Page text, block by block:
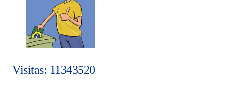
Visitas: 11343520